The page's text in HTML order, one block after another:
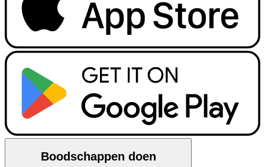
Boodschappen doen